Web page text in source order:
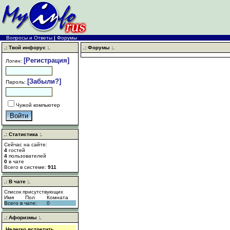
Вопросы и Ответы | Форумы
.: Твой инфорус :.
Логин: [Регистрация]
Пароль: [Забыли?]
Чужой компьютер
.: Статистика :.
Сейчас на сайте:
4 гостей
4 пользователей
0 в чате
Всего в системе: 911
.: В чате :.
Список присутствующих
Имя
Пол
Комната
Всего в чате:
0
.: Афоризмы :.
.: Форумы :.